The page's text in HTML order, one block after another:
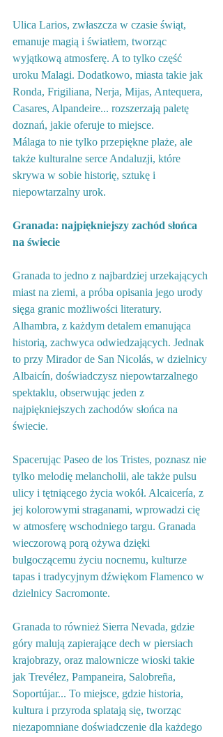
Ulica Larios, zwłaszcza w czasie świąt,
emanuje magią i światłem, tworząc
wyjątkową atmosferę. A to tylko część
uroku Malagi. Dodatkowo, miasta takie jak
Ronda, Frigiliana, Nerja, Mijas, Antequera,
Casares, Alpandeire... rozszerzają paletę
doznań, jakie oferuje to miejsce.
Málaga to nie tylko przepiękne plaże, ale
także kulturalne serce Andaluzji, które
skrywa w sobie historię, sztukę i
niepowtarzalny urok.
Granada: najpiękniejszy zachód słońca
na świecie
Granada to jedno z najbardziej urzekających
miast na ziemi, a próba opisania jego urody
sięga granic możliwości literatury.
Alhambra, z każdym detalem emanująca
historią, zachwyca odwiedzających. Jednak
to przy Mirador de San Nicolás, w dzielnicy
Albaicín, doświadczysz niepowtarzalnego
spektaklu, obserwując jeden z
najpiękniejszych zachodów słońca na
świecie.
Spacerując Paseo de los Tristes, poznasz nie
tylko melodię melancholii, ale także pulsu
ulicy i tętniącego życia wokół. Alcaicería, z
jej kolorowymi straganami, wprowadzi cię
w atmosferę wschodniego targu. Granada
wieczorową porą ożywa dzięki
bulgoczącemu życiu nocnemu, kulturze
tapas i tradycyjnym dźwiękom Flamenco w
dzielnicy Sacromonte.
Granada to również Sierra Nevada, gdzie
góry malują zapierające dech w piersiach
krajobrazy, oraz malownicze wioski takie
jak Trevélez, Pampaneira, Salobreña,
Soportújar... To miejsce, gdzie historia,
kultura i przyroda splatają się, tworząc
niezapomniane doświadczenie dla każdego